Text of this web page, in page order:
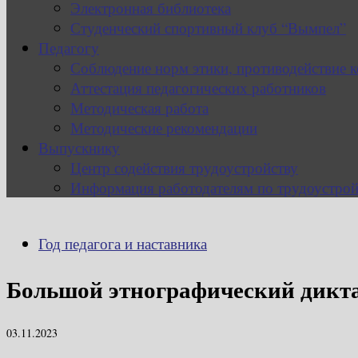
Электронная библиотека
Студенческий спортивный клуб “Вымпел”
Педагогу
Соблюдение норм этики, противодействие
Аттестация педагогических работников
Методическая работа
Методические рекомендации
Выпускнику
Центр содействия трудоустройству
Информация работодателям по
Год педагога и наставника
Большой этнографический
03.11.2023